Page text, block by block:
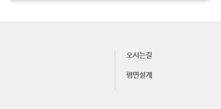
오시는길
평면설계